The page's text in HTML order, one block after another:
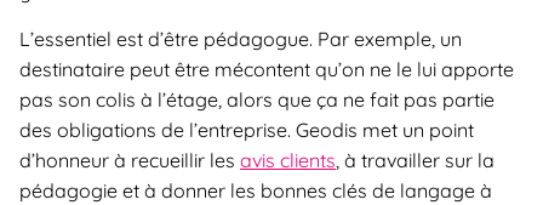
L’essentiel est d’être pédagogue. Par exemple, un
destinataire peut être mécontent qu’on ne le lui apporte
pas son colis à l’étage, alors que ça ne fait pas partie
des obligations de l’entreprise. Geodis met un point
d’honneur à recueillir les avis clients, à travailler sur la
pédagogie et à donner les bonnes clés de langage à